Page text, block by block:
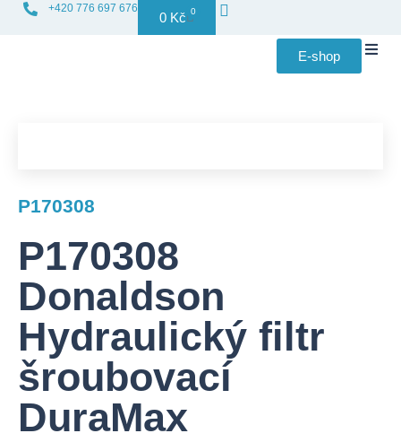
+420 776 697 676
0 Kč 0
E-shop
P170308
P170308
Donaldson
Hydraulický filtr
šroubovací
DuraMax